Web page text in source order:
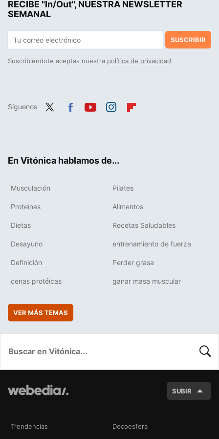
RECIBE "In/Out", NUESTRA NEWSLETTER
SEMANAL
SUSCRIBIR
Suscribiéndote aceptas nuestra política de privacidad
Síguenos
En Vitónica hablamos de...
Musculación Pilates
Proteínas Alimentos
Dietas Recetas Saludables
Desayuno entrenamiento de fuerza
Definición Perder grasa
cenas protéicas ganar masa muscular
VER MÁS TEMAS
SUBIR
Trendencias Decoesfera